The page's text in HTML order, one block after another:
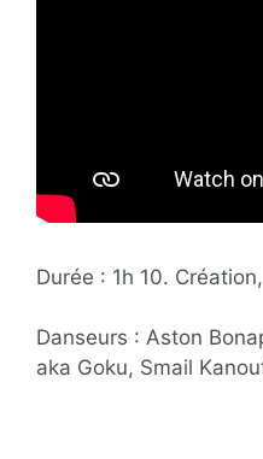
Durée : 1h 10.
Danseurs : Aston
aka Goku, Smail